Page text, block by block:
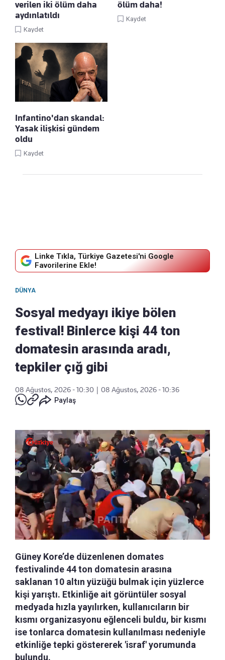
verilen iki ölüm daha
aydınlatıldı
Kaydet
ölüm daha!
Kaydet
Infantino'dan skandal:
Yasak ilişkisi gündem
oldu
Kaydet
Linke Tıkla, Türkiye Gazetesi'ni Google
Favorilerine Ekle!
DÜNYA
Sosyal medyayı ikiye bölen
festival! Binlerce kişi 44 ton
domatesin arasında aradı,
tepkiler çığ gibi
08 Ağustos, 2026 - 10:30
08 Ağustos, 2026 - 10:36
Paylaş
Güney Kore’de düzenlenen domates
festivalinde 44 ton domatesin arasına
saklanan 10 altın yüzüğü bulmak için yüzlerce
kişi yarıştı. Etkinliğe ait görüntüler sosyal
medyada hızla yayılırken, kullanıcıların bir
kısmı organizasyonu eğlenceli buldu, bir kısmı
ise tonlarca domatesin kullanılması nedeniyle
etkinliğe tepki göstererek 'israf' yorumunda
bulundu.